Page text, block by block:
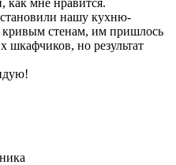
нашу кухню-
кривым стенам, им пришлось
шкафчиков, но результат